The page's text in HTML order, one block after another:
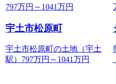
宇土市松原町
宇土市松原町の土地（宇土
駅）797万円 ～ 1041万円